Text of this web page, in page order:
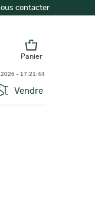
contacter
Vendre
Panier
- 17:21:45